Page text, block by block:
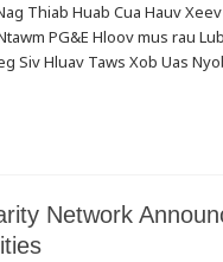
Thiab Huab Cua Hauv
PG&E Hloov mus rau
Siv Hluav Taws Xob Uas
Network